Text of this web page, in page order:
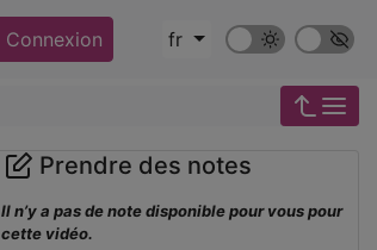
Connexion fr Mode sombre
Police
Prendre des notes
Il n’y a pas de note disponible pour vous pour
cette vidéo.